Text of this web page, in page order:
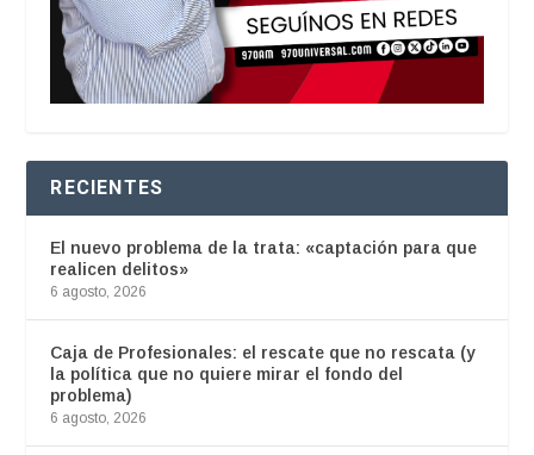
RECIENTES
El nuevo problema de la trata: «captación para que
realicen delitos»
6 agosto, 2026
Caja de Profesionales: el rescate que no rescata (y
la política que no quiere mirar el fondo del
problema)
6 agosto, 2026